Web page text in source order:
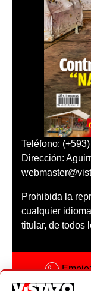
Teléfono:
Dirección:
Prohibida la
cualquier
titular, de todos